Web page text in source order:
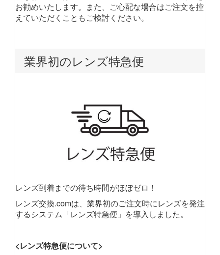
お勧めいたします。また、ご心配な場合はご注文を控
えていただくこともご検討ください。
業界初のレンズ特急便
レンズ到着までの待ち時間がほぼゼロ！
レンズ交換.comは、業界初のご注文時にレンズを発注
するシステム「レンズ特急便」を導入しました。
<レンズ特急便について>